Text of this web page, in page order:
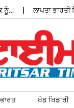
ਲਾਪਤਾ ਭਾਰਤੀ
ਭਾਰਤ ਖੇਡ ਖਿਡਾਰੀ